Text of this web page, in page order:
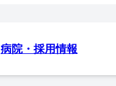
病院・採用情報